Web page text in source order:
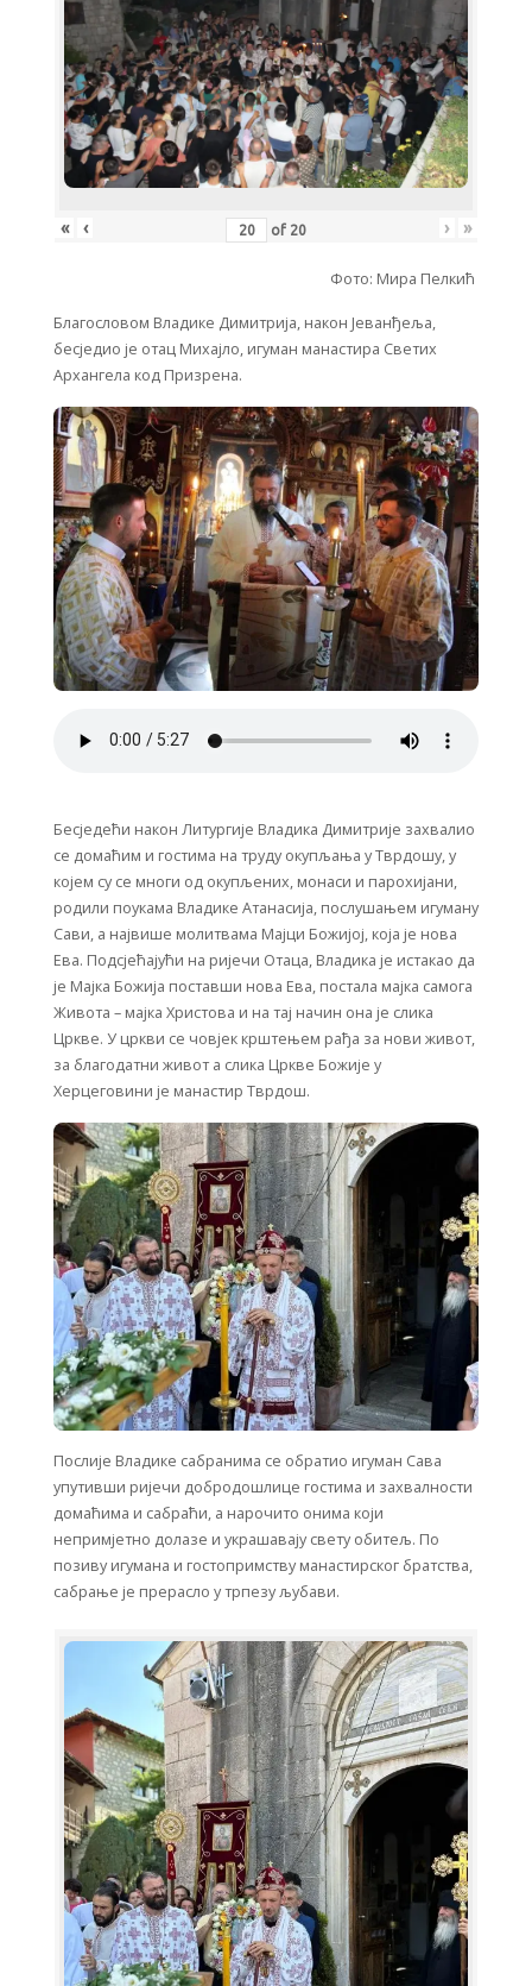
« ‹ of 20 › »
Фото: Мира Пелкић
Благословом Владике Димитрија, након Јеванђеља,
бесједио је отац Михајло, игуман манастира Светих
Архангела код Призрена.
Бесједећи након Литургије Владика Димитрије захвалио
се домаћим и гостима на труду окупљања у Тврдошу, у
којем су се многи од окупљених, монаси и парохијани,
родили поукама Владике Атанасија, послушањем игуману
Сави, а највише молитвама Мајци Божијој, која је нова
Ева. Подсјећајући на ријечи Отаца, Владика је истакао да
је Мајка Божија поставши нова Ева, постала мајка самога
Живота – мајка Христова и на тај начин она је слика
Цркве. У цркви се човјек крштењем рађа за нови живот,
за благодатни живот а слика Цркве Божије у
Херцеговини је манастир Тврдош.
Послије Владике сабранима се обратио игуман Сава
упутивши ријечи добродошлице гостима и захвалности
домаћима и сабраћи, а нарочито онима који
непримјетно долазе и украшавају свету обитељ. По
позиву игумана и гостопримству манастирског братства,
сабрање је прерасло у трпезу љубави.